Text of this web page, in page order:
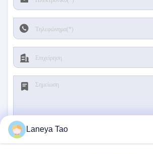
Laneya Tao